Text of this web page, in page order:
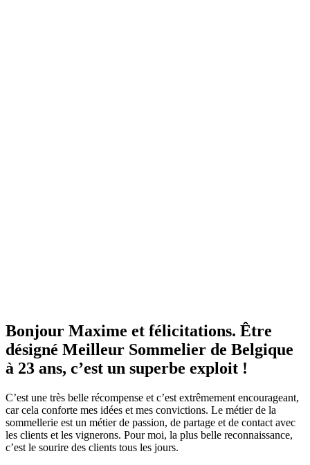
Bonjour Maxime et félicitations. Être
désigné Meilleur Sommelier de Belgique
à 23 ans, c’est un superbe exploit !
C’est une très belle récompense et c’est extrêmement encourageant,
car cela conforte mes idées et mes convictions. Le métier de la
sommellerie est un métier de passion, de partage et de contact avec
les clients et les vignerons. Pour moi, la plus belle reconnaissance,
c’est le sourire des clients tous les jours.